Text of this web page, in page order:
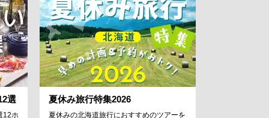
選
12ホ
夏休み旅行特集2026
夏休みの北海道旅行におすすめのツアーを